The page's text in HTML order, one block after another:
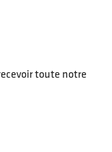
toute notre